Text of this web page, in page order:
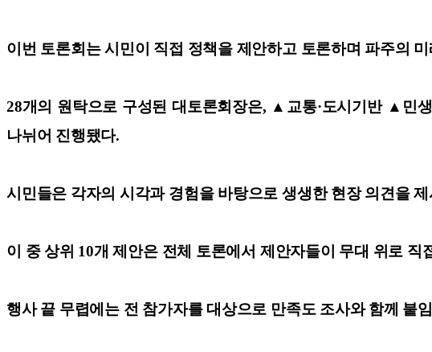
이번 토론회는 시민이 직접 정책을 제안하고 토론하며 파주의
28개의 원탁으로 구성된 대토론회장은, ▲교통·도시기반 ▲민
나뉘어 진행됐다.
시민들은 각자의 시각과 경험을 바탕으로 생생한 현장 의견을
이 중 상위 10개 제안은 전체 토론에서 제안자들이 무대 위로
행사 끝 무렵에는 전 참가자를 대상으로 만족도 조사와 함께 붙